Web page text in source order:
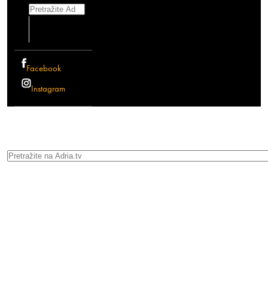
Search
Facebook
Instagram
Search